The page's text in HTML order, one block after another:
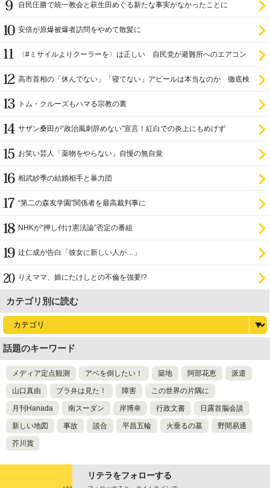
自民圧勝で統一教会と萩生田めぐる新たな事実がなかったことに
安倍が原爆被爆者訪問をやめて散髪に
〈#ミサイルよりクーラーを〉は正しい 自民党が避難所へのエアコン
高市首相の「休んでない」「寝てない」アピールは本当なのか 徹底検
トム・クルーズもハマる宗教の裏
サザン桑田が“政治風刺辞めない”宣言！紅白での炎上にもめげず
お笑い芸人「薬物をやらない」自慢の無自覚
相武紗季の結婚相手と暴力団
“第二の森友学園”関係者を最高裁判事に
NHKが“押し付け憲法論”否定の番組
辻仁成が告白「彼女に新しい人が…」
りえママ、娘にたけしとの不倫を強要!?
カテゴリ別に読む
話題のキーワード
メディア定点観測 アベを倒したい！ 築地 阿部花恵 派遣
山口真由 ブラ弁は見た！ 障害 この世界の片隅に
月刊Hanada 南スーダン 岸博幸 行政文書 日露首脳会談
新しい地図 事故 談合 平昌五輪 火垂るの墓 野間易通
芥川賞
リテラをフォローする